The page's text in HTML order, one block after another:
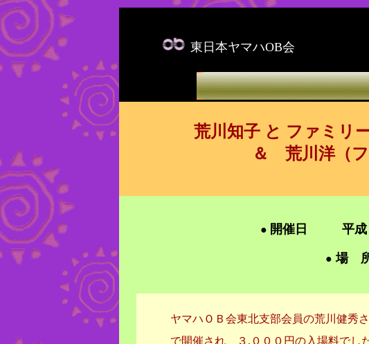
東日本ヤマハOB会
荒川知子 と ファミリ
＆ 荒川洋（フルー
● 開催日 平成
● 場
ヤマハＯＢ会東北支部会員の荒川健秀
で開催され、３,０００円の入場料でし